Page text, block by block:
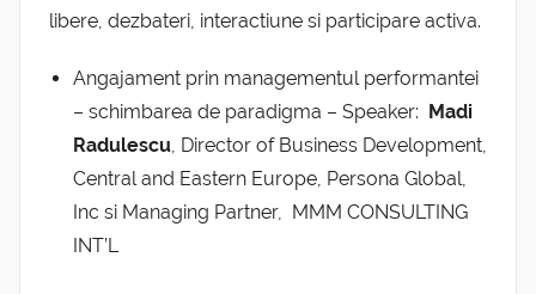
libere, dezbateri, interactiune si participare activa.
Angajament prin managementul performantei
– schimbarea de paradigma – Speaker: Madi
Radulescu, Director of Business Development,
Central and Eastern Europe, Persona Global,
Inc si Managing Partner, MMM CONSULTING
INT’L